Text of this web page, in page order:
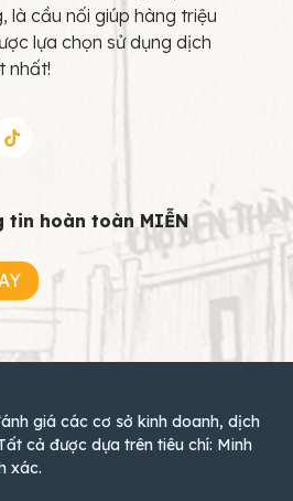
là cầu nối giúp hàng triệu
lựa chọn sử dụng dịch
nhất!
hoàn toàn MIỄN
giá các cơ sở kinh doanh, dịch
cả được dựa trên tiêu chí: Minh
xác.